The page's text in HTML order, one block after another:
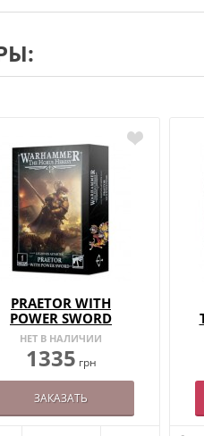
PRAETOR WITH
POWER SWORD
НЕТ В НАЛИЧИИ
1335 грн
ЗАКАЗАТЬ